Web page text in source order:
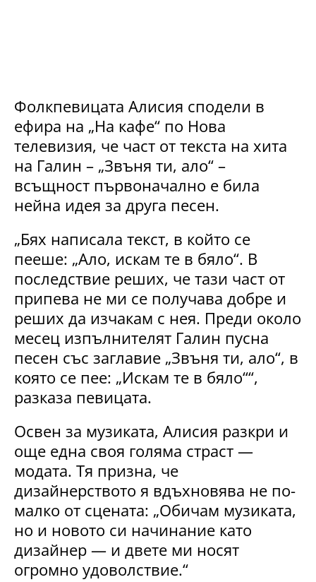
Фолкпевицата Алисия сподели в
ефира на „На кафе“ по Нова
телевизия, че част от текста на хита
на Галин – „Звъня ти, ало“ –
всъщност първоначално е била
нейна идея за друга песен.
„Бях написала текст, в който се
пееше: „Ало, искам те в бяло“. В
последствие реших, че тази част от
припева не ми се получава добре и
реших да изчакам с нея. Преди около
месец изпълнителят Галин пусна
песен със заглавие „Звъня ти, ало“, в
която се пее: „Искам те в бяло““,
разказа певицата.
Освен за музиката, Алисия разкри и
още една своя голяма страст —
модата. Тя призна, че
дизайнерството я вдъхновява не по-
малко от сцената: „Обичам музиката,
но и новото си начинание като
дизайнер — и двете ми носят
огромно удоволствие.“